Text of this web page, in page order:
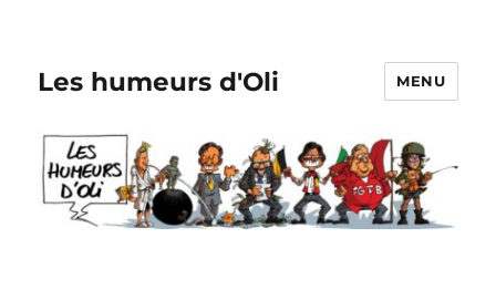
Les humeurs d'Oli MENU